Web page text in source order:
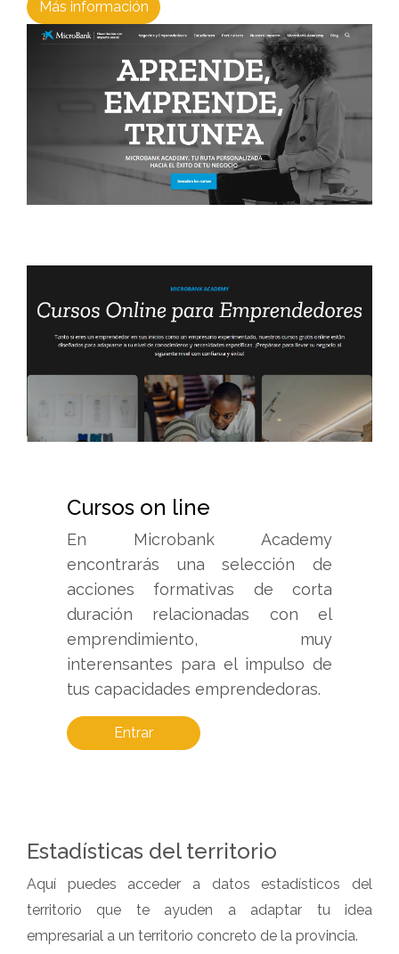
Más información
Cursos on line
En Microbank Academy
encontrarás una selección de
acciones formativas de corta
duración relacionadas con el
emprendimiento, muy
interensantes para el impulso de
tus capacidades emprendedoras.
Entrar
Estadísticas del territorio
Aquí puedes acceder a datos estadísticos del
territorio que te ayuden a adaptar tu idea
empresarial a un territorio concreto de la provincia.